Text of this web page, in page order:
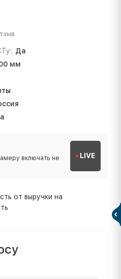
Да
мм
включать не
LIVE
от выручки на